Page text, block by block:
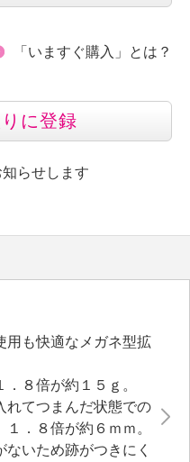
「いますぐ購入」とは？
に登録
らせします
用も快適なメガネ型拡
８倍が約１５ｇ。
れてつまんだ状態での
．８倍が約６ｍｍ。
いため跡がつきにく